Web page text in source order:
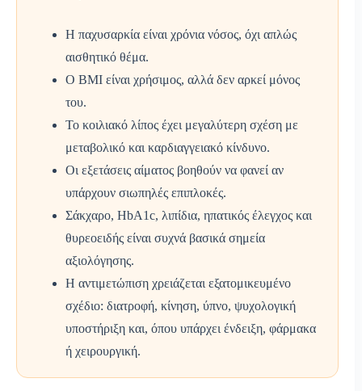
Η παχυσαρκία είναι χρόνια νόσος, όχι απλώς
αισθητικό θέμα.
Ο BMI είναι χρήσιμος, αλλά δεν αρκεί μόνος
του.
Το κοιλιακό λίπος έχει μεγαλύτερη σχέση με
μεταβολικό και καρδιαγγειακό κίνδυνο.
Οι εξετάσεις αίματος βοηθούν να φανεί αν
υπάρχουν σιωπηλές επιπλοκές.
Σάκχαρο, HbA1c, λιπίδια, ηπατικός έλεγχος και
θυρεοειδής είναι συχνά βασικά σημεία
αξιολόγησης.
Η αντιμετώπιση χρειάζεται εξατομικευμένο
σχέδιο: διατροφή, κίνηση, ύπνο, ψυχολογική
υποστήριξη και, όπου υπάρχει ένδειξη, φάρμακα
ή χειρουργική.